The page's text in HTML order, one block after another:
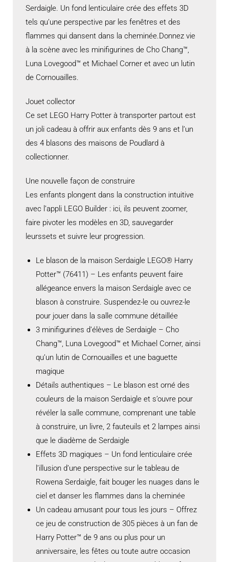
Serdaigle. Un fond lenticulaire crée des effets 3D
tels qu’une perspective par les fenêtres et des
flammes qui dansent dans la cheminée.Donnez vie
à la scène avec les minifigurines de Cho Chang™,
Luna Lovegood™ et Michael Corner et avec un lutin
de Cornouailles.
Jouet collector
Ce set LEGO Harry Potter à transporter partout est
un joli cadeau à offrir aux enfants dès 9 ans et l’un
des 4 blasons des maisons de Poudlard à
collectionner.
Une nouvelle façon de construire
Les enfants plongent dans la construction intuitive
avec l’appli LEGO Builder : ici, ils peuvent zoomer,
faire pivoter les modèles en 3D, sauvegarder
leurssets et suivre leur progression.
Le blason de la maison Serdaigle LEGO® Harry
Potter™ (76411) – Les enfants peuvent faire
allégeance envers la maison Serdaigle avec ce
blason à construire. Suspendez-le ou ouvrez-le
pour jouer dans la salle commune détaillée
3 minifigurines d’élèves de Serdaigle – Cho
Chang™, Luna Lovegood™ et Michael Corner, ainsi
qu’un lutin de Cornouailles et une baguette
magique
Détails authentiques – Le blason est orné des
couleurs de la maison Serdaigle et s’ouvre pour
révéler la salle commune, comprenant une table
à construire, un livre, 2 fauteuils et 2 lampes ainsi
que le diadème de Serdaigle
Effets 3D magiques – Un fond lenticulaire crée
l’illusion d’une perspective sur le tableau de
Rowena Serdaigle, fait bouger les nuages dans le
ciel et danser les flammes dans la cheminée
Un cadeau amusant pour tous les jours – Offrez
ce jeu de construction de 305 pièces à un fan de
Harry Potter™ de 9 ans ou plus pour un
anniversaire, les fêtes ou toute autre occasion